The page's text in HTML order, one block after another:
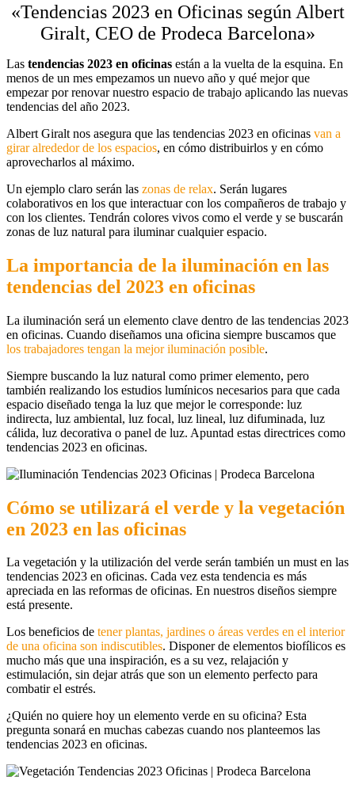
«Tendencias 2023 en Oficinas según Albert
Giralt, CEO de Prodeca Barcelona»
Las tendencias 2023 en oficinas están a la vuelta de la esquina. En
menos de un mes empezamos un nuevo año y qué mejor que
empezar por renovar nuestro espacio de trabajo aplicando las nuevas
tendencias del año 2023.
Albert Giralt nos asegura que las tendencias 2023 en oficinas van a
girar alrededor de los espacios, en cómo distribuirlos y en cómo
aprovecharlos al máximo.
Un ejemplo claro serán las zonas de relax. Serán lugares
colaborativos en los que interactuar con los compañeros de trabajo y
con los clientes. Tendrán colores vivos como el verde y se buscarán
zonas de luz natural para iluminar cualquier espacio.
La importancia de la iluminación en las
tendencias del 2023 en oficinas
La iluminación será un elemento clave dentro de las tendencias 2023
en oficinas. Cuando diseñamos una oficina siempre buscamos que
los trabajadores tengan la mejor iluminación posible.
Siempre buscando la luz natural como primer elemento, pero
también realizando los estudios lumínicos necesarios para que cada
espacio diseñado tenga la luz que mejor le corresponde: luz
indirecta, luz ambiental, luz focal, luz lineal, luz difuminada, luz
cálida, luz decorativa o panel de luz. Apuntad estas directrices como
tendencias 2023 en oficinas.
Cómo se utilizará el verde y la vegetación
en 2023 en las oficinas
La vegetación y la utilización del verde serán también un must en las
tendencias 2023 en oficinas. Cada vez esta tendencia es más
apreciada en las reformas de oficinas. En nuestros diseños siempre
está presente.
Los beneficios de tener plantas, jardines o áreas verdes en el interior
de una oficina son indiscutibles. Disponer de elementos biofílicos es
mucho más que una inspiración, es a su vez, relajación y
estimulación, sin dejar atrás que son un elemento perfecto para
combatir el estrés.
¿Quién no quiere hoy un elemento verde en su oficina? Esta
pregunta sonará en muchas cabezas cuando nos planteemos las
tendencias 2023 en oficinas.